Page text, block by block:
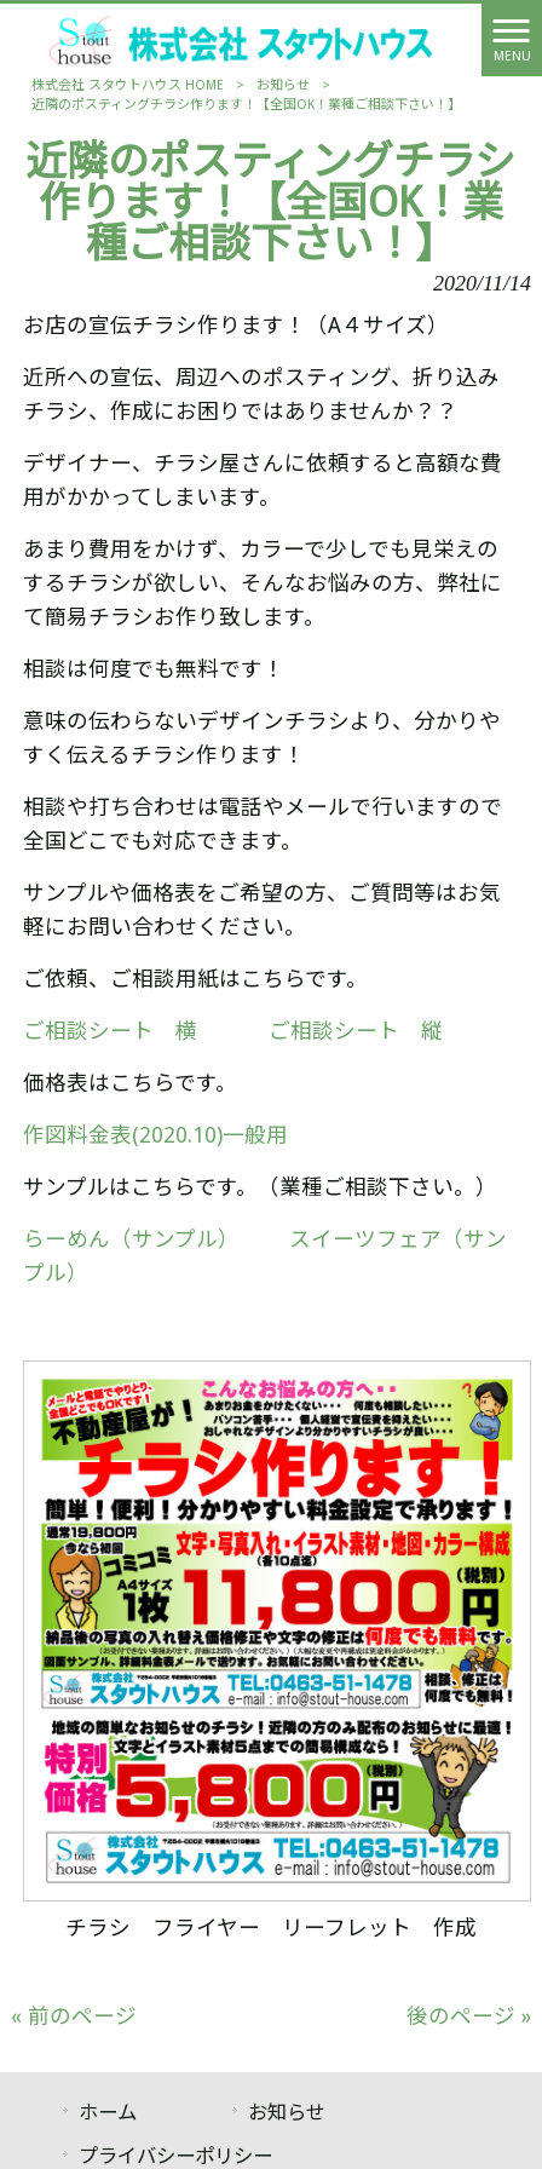
MENU
株式会社 スタウトハウス HOME
> お知らせ
>
近隣のポスティングチラシ作ります！【全国OK！業種ご相談下さい！】
近隣のポスティングチラシ
作ります！【全国OK！業
種ご相談下さい！】
2020/11/14
お店の宣伝チラシ作ります！（A４サイズ）
近所への宣伝、周辺へのポスティング、折り込み
チラシ、作成にお困りではありませんか？？
デザイナー、チラシ屋さんに依頼すると高額な費
用がかかってしまいます。
あまり費用をかけず、カラーで少しでも見栄えの
するチラシが欲しい、そんなお悩みの方、弊社に
て簡易チラシお作り致します。
相談は何度でも無料です！
意味の伝わらないデザインチラシより、分かりや
すく伝えるチラシ作ります！
相談や打ち合わせは電話やメールで行いますので
全国どこでも対応できます。
サンプルや価格表をご希望の方、ご質問等はお気
軽にお問い合わせください。
ご依頼、ご相談用紙はこちらです。
ご相談シート 横 ご相談シート 縦
価格表はこちらです。
作図料金表(2020.10)一般用
サンプルはこちらです。（業種ご相談下さい。）
らーめん（サンプル）
スイーツフェア（サン
プル）
チラシ フライヤー リーフレット 作成
« 前のページ 後のページ »
ホーム
お知らせ
プライバシーポリシー